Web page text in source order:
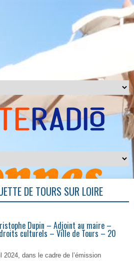
DE TOURS SUR LOIRE
Dupin – Adjoint au maire –
culturels – Ville de Tours – 20
2024, dans le cadre de l’émission